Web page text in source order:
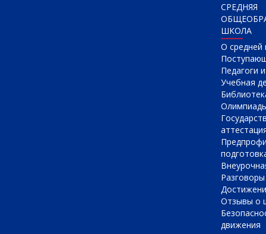
СРЕДНЯЯ
ШКОЛА
О cредней
Педагоги
Учебная
Отзывы о
движения